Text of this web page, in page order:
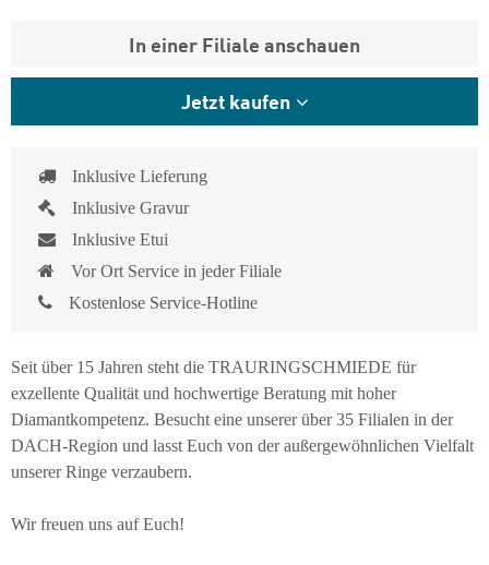
In einer Filiale anschauen
Jetzt kaufen
Inklusive Lieferung
Inklusive Gravur
Inklusive Etui
Vor Ort Service in jeder Filiale
Kostenlose Service-Hotline
Seit über 15 Jahren steht die TRAURINGSCHMIEDE für
exzellente Qualität und hochwertige Beratung mit hoher
Diamantkompetenz. Besucht eine unserer über 35 Filialen in der
DACH-Region und lasst Euch von der außergewöhnlichen Vielfalt
unserer Ringe verzaubern.
Wir freuen uns auf Euch!